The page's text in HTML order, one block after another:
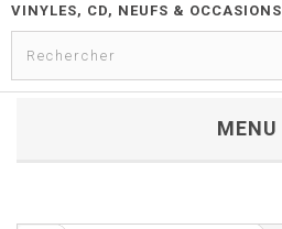
VINYLES, CD, NEUFS & OCCASIONS
MENU